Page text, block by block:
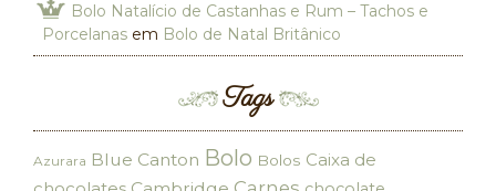
Bolo Natalício de Castanhas e Rum – Tachos e
Porcelanas em Bolo de Natal Britânico
Tags
Azurara Blue Canton Bolo Bolos Caixa de